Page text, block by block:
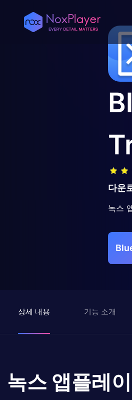
다운
녹스
상세 내용 기능 소개
녹스 앱플레